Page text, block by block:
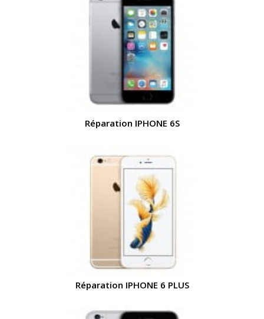
Réparation IPHONE 6S
Réparation IPHONE 6 PLUS